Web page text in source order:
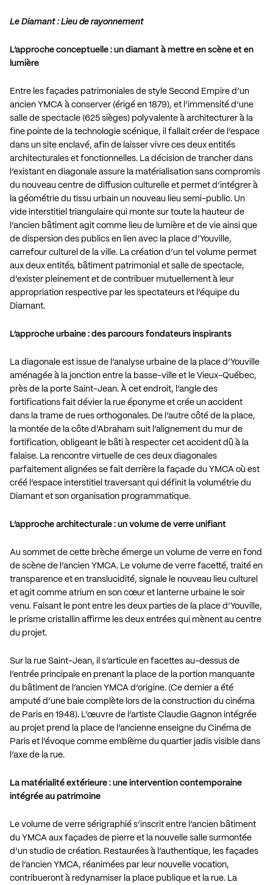
Le Diamant : Lieu de rayonnement
L’approche conceptuelle : un diamant à mettre en scène et en
lumière
Entre les façades patrimoniales de style Second Empire d’un
ancien YMCA à conserver (érigé en 1879), et l’immensité d’une
salle de spectacle (625 sièges) polyvalente à architecturer à la
fine pointe de la technologie scénique, il fallait créer de l’espace
dans un site enclavé, afin de laisser vivre ces deux entités
architecturales et fonctionnelles. La décision de trancher dans
l’existant en diagonale assure la matérialisation sans compromis
du nouveau centre de diffusion culturelle et permet d’intégrer à
la géométrie du tissu urbain un nouveau lieu semi-public. Un
vide interstitiel triangulaire qui monte sur toute la hauteur de
l’ancien bâtiment agit comme lieu de lumière et de vie ainsi que
de dispersion des publics en lien avec la place d’Youville,
carrefour culturel de la ville. La création d’un tel volume permet
aux deux entités, bâtiment patrimonial et salle de spectacle,
d’exister pleinement et de contribuer mutuellement à leur
appropriation respective par les spectateurs et l’équipe du
Diamant.
L’approche urbaine : des parcours fondateurs inspirants
La diagonale est issue de l’analyse urbaine de la place d’Youville
aménagée à la jonction entre la basse-ville et le Vieux-Québec,
près de la porte Saint-Jean. À cet endroit, l’angle des
fortifications fait dévier la rue éponyme et crée un accident
dans la trame de rues orthogonales. De l’autre côté de la place,
la montée de la côte d’Abraham suit l’alignement du mur de
fortification, obligeant le bâti à respecter cet accident dû à la
falaise. La rencontre virtuelle de ces deux diagonales
parfaitement alignées se fait derrière la façade du YMCA où est
créé l’espace interstitiel traversant qui définit la volumétrie du
Diamant et son organisation programmatique.
L’approche architecturale : un volume de verre unifiant
Au sommet de cette brèche émerge un volume de verre en fond
de scène de l’ancien YMCA. Le volume de verre facetté, traité en
transparence et en translucidité, signale le nouveau lieu culturel
et agit comme atrium en son cœur et lanterne urbaine le soir
venu. Faisant le pont entre les deux parties de la place d’Youville,
le prisme cristallin affirme les deux entrées qui mènent au centre
du projet.
Sur la rue Saint-Jean, il s’articule en facettes au-dessus de
l’entrée principale en prenant la place de la portion manquante
du bâtiment de l’ancien YMCA d’origine. (Ce dernier a été
amputé d’une baie complète lors de la construction du cinéma
de Paris en 1948). L’œuvre de l’artiste Claudie Gagnon intégrée
au projet prend la place de l’ancienne enseigne du Cinéma de
Paris et l’évoque comme emblème du quartier jadis visible dans
l’axe de la rue.
La matérialité extérieure : une intervention contemporaine
intégrée au patrimoine
Le volume de verre sérigraphié s’inscrit entre l’ancien bâtiment
du YMCA aux façades de pierre et la nouvelle salle surmontée
d’un studio de création. Restaurées à l’authentique, les façades
de l’ancien YMCA, réanimées par leur nouvelle vocation,
contribueront à redynamiser la place publique et la rue. La